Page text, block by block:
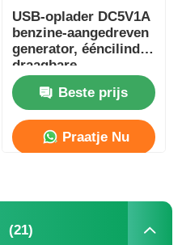
USB-oplader DC5V1A
benzine-aangedreven
generator, ééncilinder
draagbare
benzinegenerator
Beste prijs
Praatje Nu
(21)